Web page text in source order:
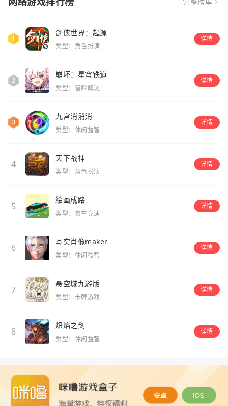
剑侠世界：起源
类型：角色扮演
详情
崩坏：星穹铁道
类型：冒险解谜
详情
九宫消消消
类型：休闲益智
详情
4
天下战神
类型：角色扮演
详情
5
绘画成路
类型：赛车竞速
详情
6
写实肖像maker
类型：休闲益智
详情
7
悬空城九游版
类型：卡牌游戏
详情
8
炽焰之剑
类型：休闲益智
详情